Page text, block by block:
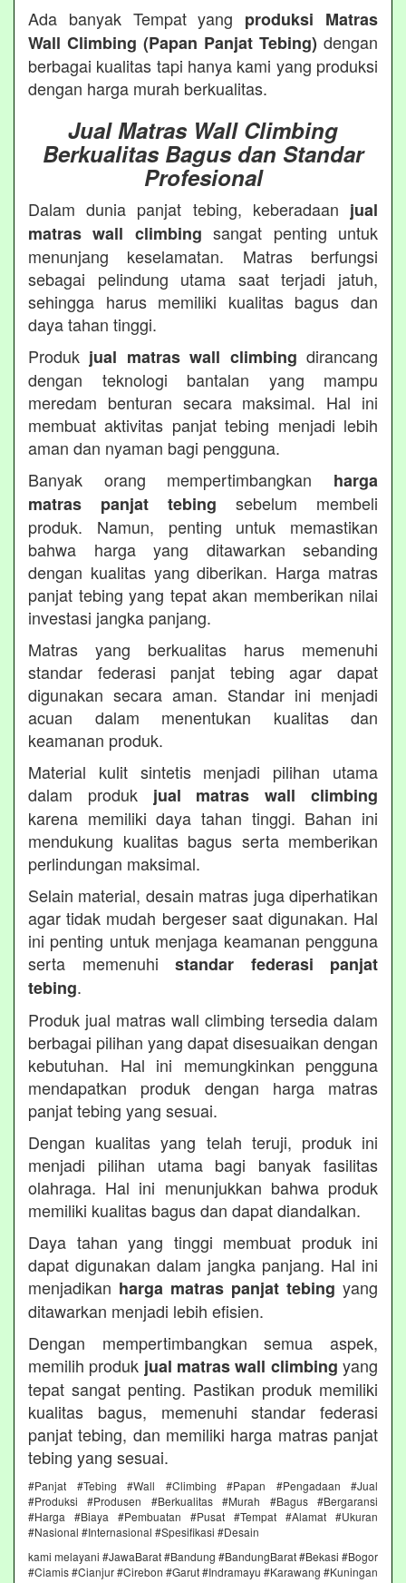
Ada banyak Tempat yang produksi Matras
Wall Climbing (Papan Panjat Tebing) dengan
berbagai kualitas tapi hanya kami yang produksi
dengan harga murah berkualitas.
Jual Matras Wall Climbing
Berkualitas Bagus dan Standar
Profesional
Dalam dunia panjat tebing, keberadaan jual
matras wall climbing sangat penting untuk
menunjang keselamatan. Matras berfungsi
sebagai pelindung utama saat terjadi jatuh,
sehingga harus memiliki kualitas bagus dan
daya tahan tinggi.
Produk jual matras wall climbing dirancang
dengan teknologi bantalan yang mampu
meredam benturan secara maksimal. Hal ini
membuat aktivitas panjat tebing menjadi lebih
aman dan nyaman bagi pengguna.
Banyak orang mempertimbangkan harga
matras panjat tebing sebelum membeli
produk. Namun, penting untuk memastikan
bahwa harga yang ditawarkan sebanding
dengan kualitas yang diberikan. Harga matras
panjat tebing yang tepat akan memberikan nilai
investasi jangka panjang.
Matras yang berkualitas harus memenuhi
standar federasi panjat tebing agar dapat
digunakan secara aman. Standar ini menjadi
acuan dalam menentukan kualitas dan
keamanan produk.
Material kulit sintetis menjadi pilihan utama
dalam produk jual matras wall climbing
karena memiliki daya tahan tinggi. Bahan ini
mendukung kualitas bagus serta memberikan
perlindungan maksimal.
Selain material, desain matras juga diperhatikan
agar tidak mudah bergeser saat digunakan. Hal
ini penting untuk menjaga keamanan pengguna
serta memenuhi standar federasi panjat
tebing.
Produk jual matras wall climbing tersedia dalam
berbagai pilihan yang dapat disesuaikan dengan
kebutuhan. Hal ini memungkinkan pengguna
mendapatkan produk dengan harga matras
panjat tebing yang sesuai.
Dengan kualitas yang telah teruji, produk ini
menjadi pilihan utama bagi banyak fasilitas
olahraga. Hal ini menunjukkan bahwa produk
memiliki kualitas bagus dan dapat diandalkan.
Daya tahan yang tinggi membuat produk ini
dapat digunakan dalam jangka panjang. Hal ini
menjadikan harga matras panjat tebing yang
ditawarkan menjadi lebih efisien.
Dengan mempertimbangkan semua aspek,
memilih produk jual matras wall climbing yang
tepat sangat penting. Pastikan produk memiliki
kualitas bagus, memenuhi standar federasi
panjat tebing, dan memiliki harga matras panjat
tebing yang sesuai.
#Panjat #Tebing #Wall #Climbing #Papan #Pengadaan #Jual
#Produksi #Produsen #Berkualitas #Murah #Bagus #Bergaransi
#Harga #Biaya #Pembuatan #Pusat #Tempat #Alamat #Ukuran
#Nasional #Internasional #Spesifikasi #Desain
kami melayani #JawaBarat #Bandung #BandungBarat #Bekasi #Bogor
#Ciamis #Cianjur #Cirebon #Garut #Indramayu #Karawang #Kuningan